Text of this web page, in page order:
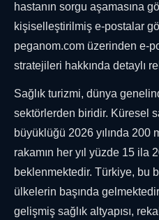
hastanın sorgu aşamasına
kişiselleştirilmiş e-postalar
peganom.com üzerinden e-
stratejileri hakkında detaylı
Sağlık turizmi, dünya
sektörlerden biridir. Küresel
büyüklüğü 2026 yılında 200
rakamın her yıl yüzde 15 ila
beklenmektedir. Türkiye, bu
ülkelerin başında
gelişmiş sağlık altyapısı,